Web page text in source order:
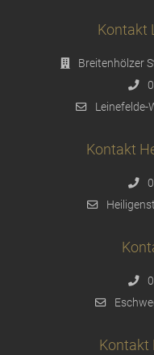
Kontakt
Breitenhölzer
Leinefelde-
Kontakt
Kontakt